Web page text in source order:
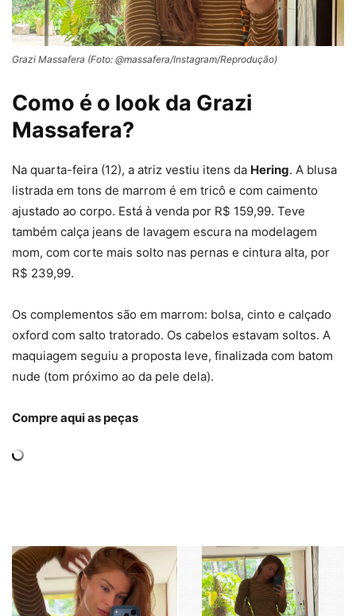
Grazi Massafera (Foto: @massafera/Instagram/Reprodução)
Como é o look da Grazi
Massafera?
Na quarta-feira (12), a atriz vestiu itens da Hering. A blusa
listrada em tons de marrom é em tricô e com caimento
ajustado ao corpo. Está à venda por R$ 159,99. Teve
também calça jeans de lavagem escura na modelagem
mom, com corte mais solto nas pernas e cintura alta, por
R$ 239,99.
Os complementos são em marrom: bolsa, cinto e calçado
oxford com salto tratorado. Os cabelos estavam soltos. A
maquiagem seguiu a proposta leve, finalizada com batom
nude (tom próximo ao da pele dela).
Compre aqui as peças